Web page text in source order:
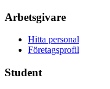
Arbetsgivare
Hitta personal
Företagsprofil
Student